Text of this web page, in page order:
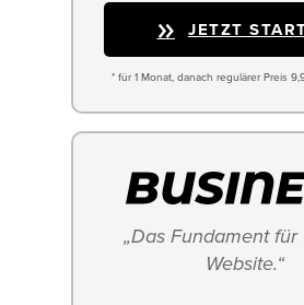
JETZT
* für 1 Monat, danach regulärer Preis
„Das Fundament für
Website.“